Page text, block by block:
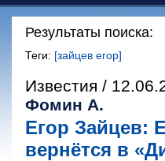
Результаты поиска:
Теги: [зайцев егор]
Известия /
Фомин А.
Егор Зайцев:
вернётся в